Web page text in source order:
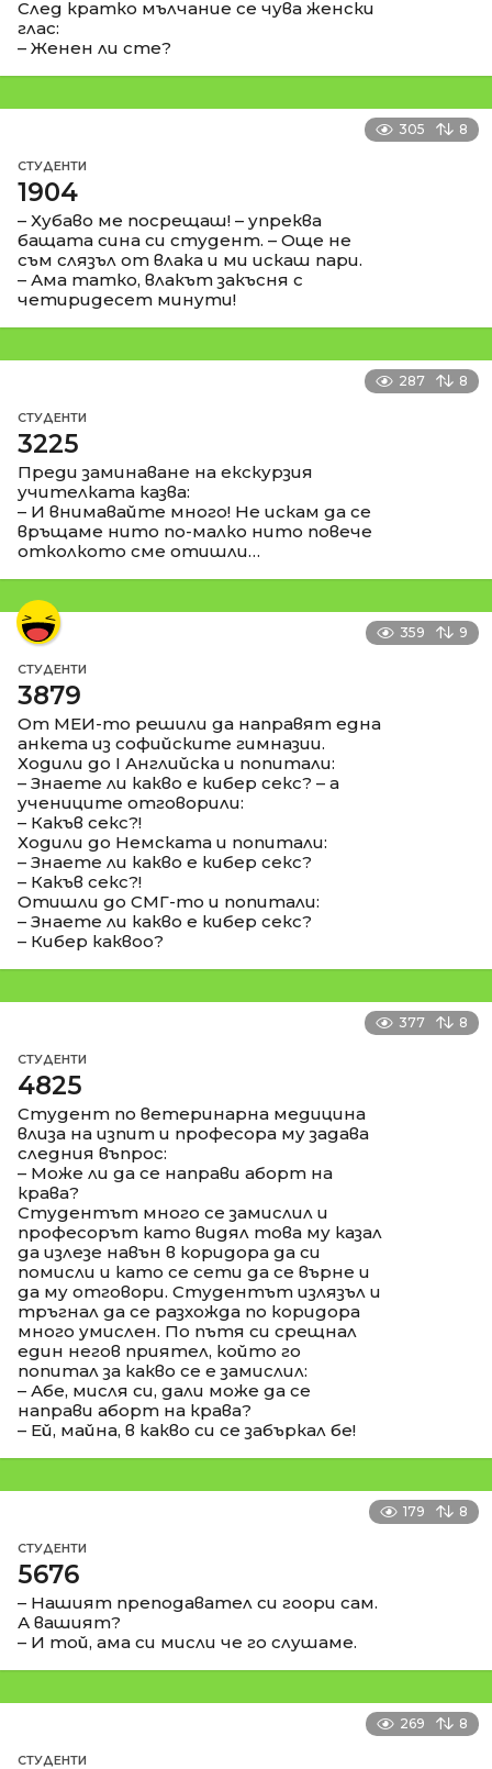
След кратко мълчание се чува женски
глас:
– Женен ли сте?
305 8
СТУДЕНТИ
1904
– Хубаво ме посрещаш! – упреква
бащата сина си студент. – Още не
съм слязъл от влака и ми искаш пари.
– Ама татко, влакът закъсня с
четиридесет минути!
287 8
СТУДЕНТИ
3225
Преди заминаване на екскурзия
учителката казва:
– И внимавайте много! Не искам да се
връщаме нито по-малко нито повече
отколкото сме отишли…
359 9
СТУДЕНТИ
3879
От МЕИ-то решили да направят една
анкета из софийските гимназии.
Ходили до I Английска и попитали:
– Знаете ли какво е кибер секс? – а
учениците отговорили:
– Какъв секс?!
Ходили до Немската и попитали:
– Знаете ли какво е кибер секс?
– Какъв секс?!
Отишли до СМГ-то и попитали:
– Знаете ли какво е кибер секс?
– Кибер каквоо?
377 8
СТУДЕНТИ
4825
Студент по ветеринарна медицина
влиза на изпит и професора му задава
следния въпрос:
– Може ли да се направи аборт на
крава?
Студентът много се замислил и
професорът като видял това му казал
да излезе навън в коридора да си
помисли и като се сети да се върне и
да му отговори. Студентът излязъл и
тръгнал да се разхожда по коридора
много умислен. По пътя си срещнал
един негов приятел, който го
попитал за какво се е замислил:
– Абе, мисля си, дали може да се
направи аборт на крава?
– Ей, майна, в какво си се забъркал бе!
179 8
СТУДЕНТИ
5676
– Нашият преподавател си гоори сам.
А вашият?
– И той, ама си мисли че го слушаме.
269 8
СТУДЕНТИ